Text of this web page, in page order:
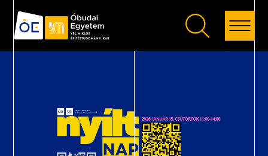
Vissza